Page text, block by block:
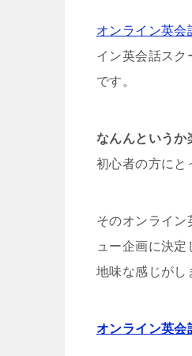
オンライン英会
イン英会話スク
です。
なんんというか
初心者の方にと
そのオンライン
ュー企画に決
地味な感じがし
オンライン英会